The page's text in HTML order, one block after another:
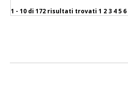
1 - 10 di 172 risultati trovati 1 2 3 4 5 6